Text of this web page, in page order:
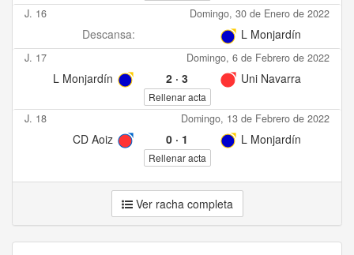
J. 16 Domingo, 30 de Enero de 2022
Descansa: L Monjardín
J. 17 Domingo, 6 de Febrero de 2022
L Monjardín 2· 3 Uni Navarra
Rellenar acta
J. 18 Domingo, 13 de Febrero de 2022
CD Aoiz 0· 1 L Monjardín
Rellenar acta
Ver racha completa